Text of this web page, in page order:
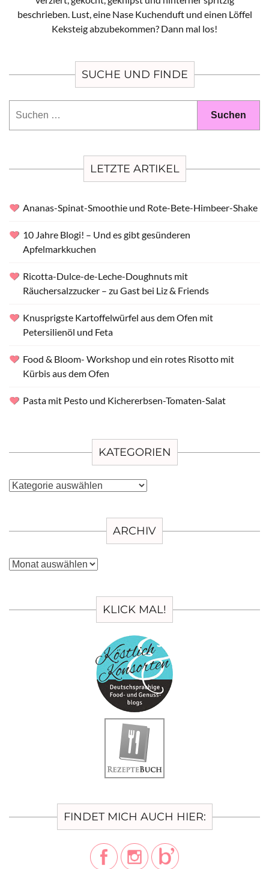
beschrieben. Lust, eine Nase Kuchenduft und einen Löffel
Keksteig abzubekommen? Dann mal los!
SUCHE UND FINDE
LETZTE ARTIKEL
Ananas-Spinat-Smoothie und Rote-Bete-Himbeer-Shake
10 Jahre Blogi! – Und es gibt gesünderen
Apfelmarkkuchen
Ricotta-Dulce-de-Leche-Doughnuts mit
Räuchersalzzucker – zu Gast bei Liz & Friends
Knusprigste Kartoffelwürfel aus dem Ofen mit
Petersilienöl und Feta
Food & Bloom- Workshop und ein rotes Risotto mit
Kürbis aus dem Ofen
Pasta mit Pesto und Kichererbsen-Tomaten-Salat
KATEGORIEN
Kategorien
ARCHIV
Archiv
KLICK MAL!
FINDET MICH AUCH HIER: